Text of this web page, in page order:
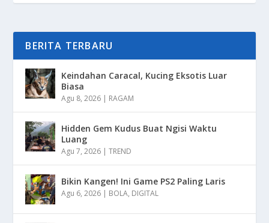
BERITA TERBARU
Keindahan Caracal, Kucing Eksotis Luar
Biasa
Agu 8, 2026 | RAGAM
Hidden Gem Kudus Buat Ngisi Waktu
Luang
Agu 7, 2026 |TREND
Bikin Kangen! Ini Game PS2 Paling Laris
Agu 6, 2026 | BOLA, DIGITAL